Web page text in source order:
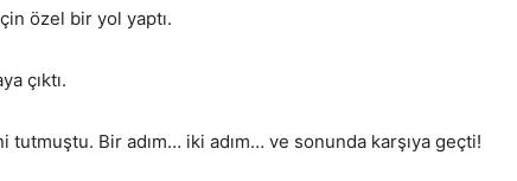
özel bir yol yaptı.
çıktı.
tutmuştu. Bir adım… iki adım… ve sonunda karşıya geçti!